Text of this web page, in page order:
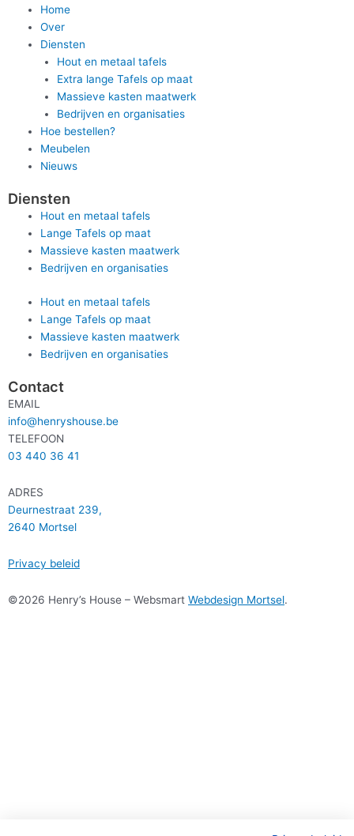
Home
Over
Diensten
Hout en metaal tafels
Extra lange Tafels op maat
Massieve kasten maatwerk
Bedrijven en organisaties
Hoe bestellen?
Meubelen
Nieuws
Diensten
Hout en metaal tafels
Lange Tafels op maat
Massieve kasten maatwerk
Bedrijven en organisaties
Hout en metaal tafels
Lange Tafels op maat
Massieve kasten maatwerk
Bedrijven en organisaties
Contact
EMAIL
info@henryshouse.be
TELEFOON
03 440 36 41
ADRES
Deurnestraat 239,
2640 Mortsel
Privacy beleid
©2026 Henry’s House – Websmart Webdesign Mortsel.